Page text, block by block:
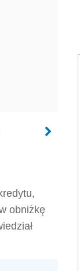
obniżkę